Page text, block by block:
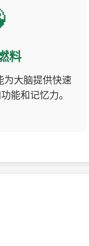
料
为大脑提供快速
能和记忆力。